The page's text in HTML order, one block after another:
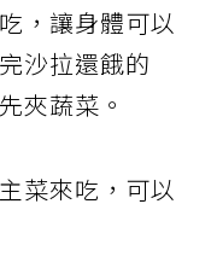
，讓身體可以
沙拉還餓的
夾蔬菜。
菜來吃，可以